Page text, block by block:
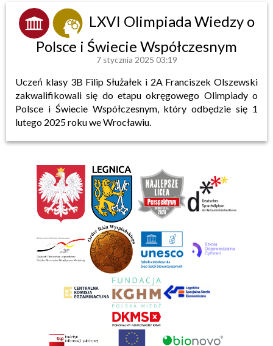
LXVI Olimpiada Wiedzy o
Polsce i Świecie Współczesnym
7 stycznia 2025 03:19
Uczeń klasy 3B Filip Służałek i 2A Franciszek Olszewski
zakwalifikowali się do etapu okręgowego Olimpiady o
Polsce i Świecie Współczesnym, który odbędzie się 1
lutego 2025 roku we Wrocławiu.